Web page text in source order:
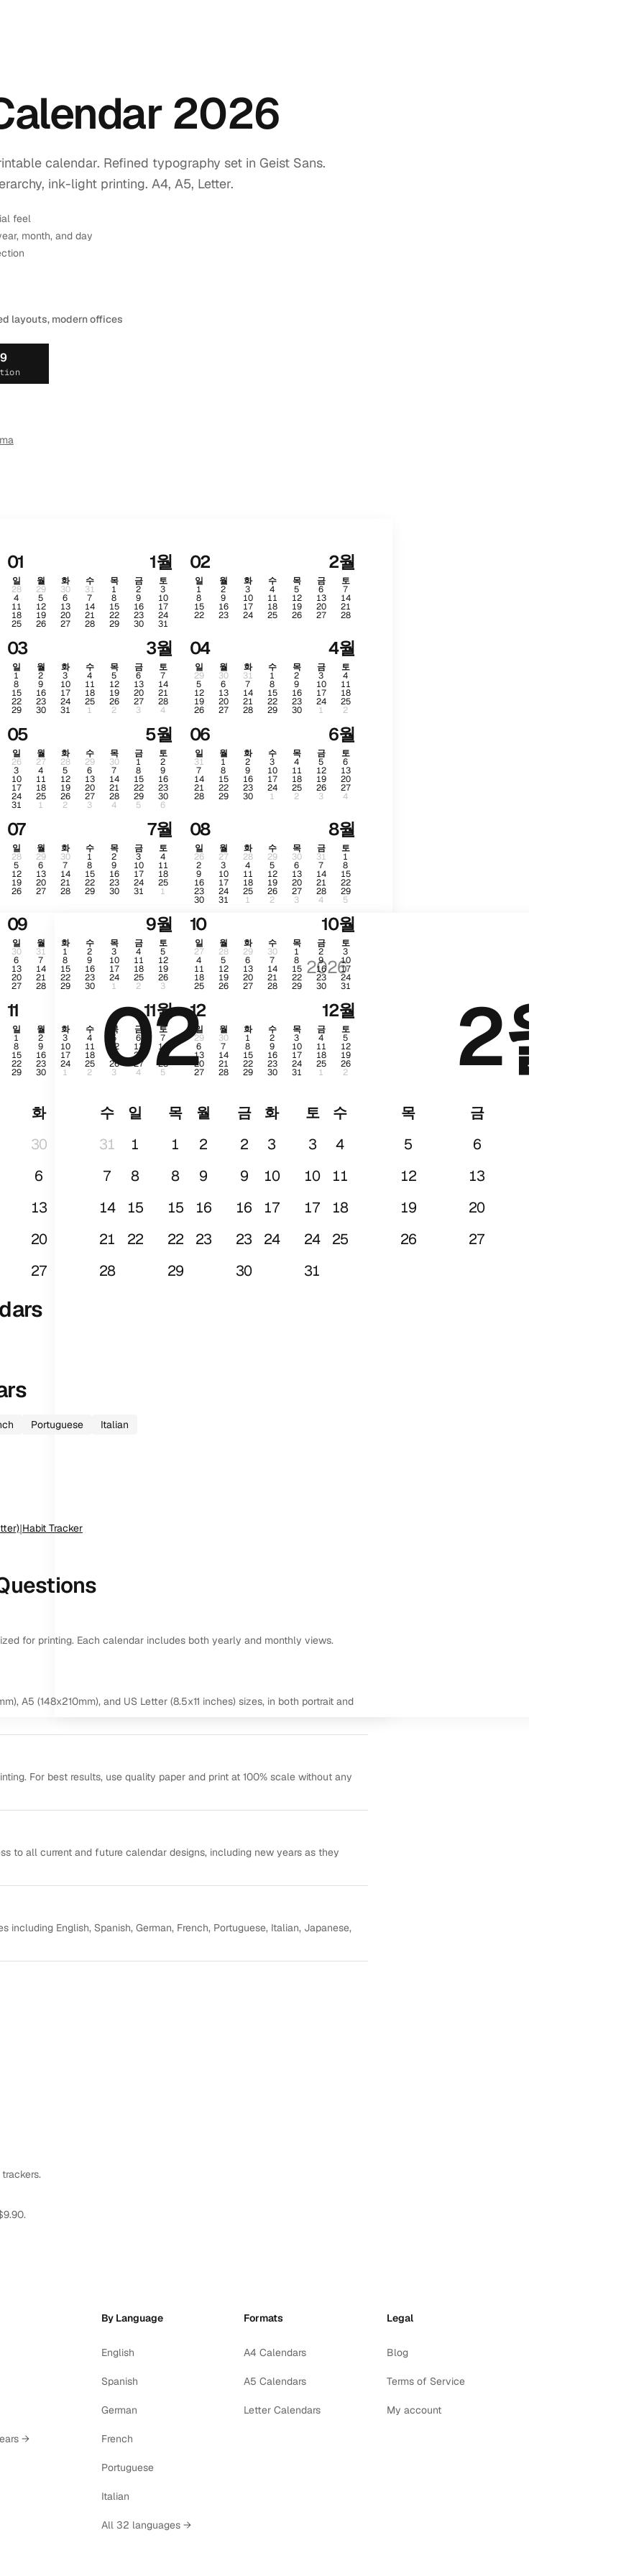
2026
calendar. Refined typography set in Geist Sans.
ink-light printing. A4, A5, Letter.
feel
month, and day
layouts, modern offices
01 1월
일 월 화 수 목 금 토
28 29 30 31 1 2 3
4 5 6 7 8 9 10
11 12 13 14 15 16 17
18 19 20 21 22 23 24
25 26 27 28 29 30 31
02 2월
일 월 화 수 목 금 토
1 2 3 4 5 6 7
8 9 10 11 12 13 14
15 16 17 18 19 20 21
22 23 24 25 26 27 28
03 3월
일 월 화 수 목 금 토
1 2 3 4 5 6 7
8 9 10 11 12 13 14
15 16 17 18 19 20 21
22 23 24 25 26 27 28
29 30 31 1 2 3 4
04 4월
일 월 화 수 목 금 토
29 30 31 1 2 3 4
5 6 7 8 9 10 11
12 13 14 15 16 17 18
19 20 21 22 23 24 25
26 27 28 29 30 1 2
05 5월
일 월 화 수 목 금 토
26 27 28 29 30 1 2
3 4 5 6 7 8 9
10 11 12 13 14 15 16
17 18 19 20 21 22 23
24 25 26 27 28 29 30
31 1 2 3 4 5 6
06 6월
일 월 화 수 목 금 토
31 1 2 3 4 5 6
7 8 9 10 11 12 13
14 15 16 17 18 19 20
21 22 23 24 25 26 27
28 29 30 1 2 3 4
07 7월
일 월 화 수 목 금 토
28 29 30 1 2 3 4
5 6 7 8 9 10 11
12 13 14 15 16 17 18
19 20 21 22 23 24 25
26 27 28 29 30 31 1
08 8월
일 월 화 수 목 금 토
26 27 28 29 30 31 1
2 3 4 5 6 7 8
9 10 11 12 13 14 15
16 17 18 19 20 21 22
23 24 25 26 27 28 29
30 31 1 2 3 4 5
09 9월
일 월 화 수 목 금 토
30 31 1 2 3 4 5
6 7 8 9 10 11 12
13 14 15 16 17 18 19
20 21 22 23 24 25 26
27 28 29 30 1 2 3
10 10월
일 월 화 수 목 금 토
27 28 29 30 1 2 3
4 5 6 7 8 9 10
11 12 13 14 15 16 17
18 19 20 21 22 23 24
25 26 27 28 29 30 31
11 11월
일 월 화 수 목 금 토
1 2 3 4 5 6 7
8 9 10 11 12 13 14
15 16 17 18 19 20 21
22 23 24 25 26 27 28
29 30 1 2 3 4 5
12 12월
일 월 화 수 목 금 토
29 30 1 2 3 4 5
6 7 8 9 10 11 12
13 14 15 16 17 18 19
20 21 22 23 24 25 26
27 28 29 30 31 1 2
2026
1월
화 수 목 금
토
30 31 1 2
3
6 7 8 9
10
13 14 15 16
17
20 21 22 23
24
27 28 29 30 31
02 2월
일 월 화 수 목 금
1
2 3 4 5 6
8
9 10 11 12 13
15
16 17 18 19 20
22
23 24 25 26 27
Portuguese Italian
|Habit Tracker
for printing. Each calendar includes both yearly and monthly views.
A5 (148x210mm), and US Letter (8.5x11 inches) sizes, in both portrait and
For best results, use quality paper and print at 100% scale without any
to all current and future calendar designs, including new years as they
including English, Spanish, German, French, Portuguese, Italian, Japanese,
→
By Language
English
Spanish
German
French
Portuguese
Italian
All 32 languages →
Formats
A4 Calendars
A5 Calendars
Letter Calendars
Legal
Blog
Terms of Service
My account